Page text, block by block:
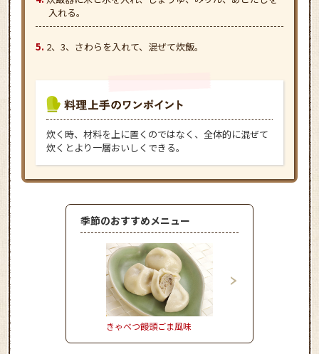
入れる。
2、3、さわらを入れて、混ぜて炊飯。
炊く時、材料を上に置くのではなく、全体的に混ぜて
炊くとより一層おいしくできる。
季節のおすすめメニュー
きゃべつ饅頭ごま風味 きゅうりの冷や汁ごはん